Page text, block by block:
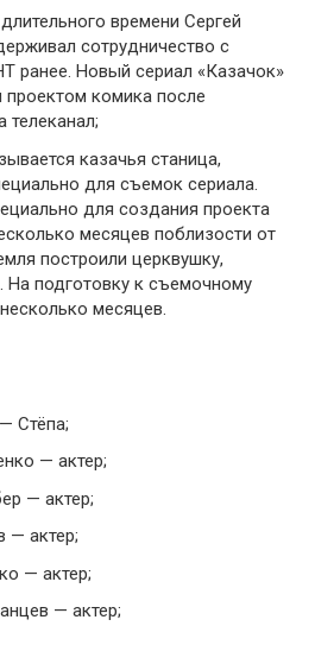
времени Сергей
сотрудничество с
ранее. Новый сериал «Казачок»
комика после
телеканал;
казачья станица,
для съемок сериала.
для создания проекта
месяцев поблизости от
построили церквушку,
На подготовку к съемочному
месяцев.
Стёпа;
— актер;
— актер;
— актер;
— актер;
— актер;